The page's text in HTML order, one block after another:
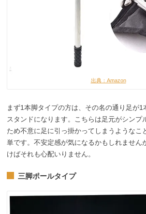
出典：Amazon
まず1本脚タイプの方は、その名の通り足が
スタンドになります。こちらは足元がシンプ
ため不意に足に引っ掛かってしまうようなこ
単です。不安定感が気になるかもしれません
けばそれも心配いりません。
三脚ポールタイプ